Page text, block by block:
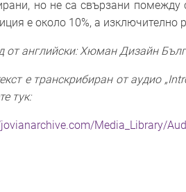
но не са свързани помежду
е около 10%, а изключително
от английски: Хюман Дизайн
е транскрибиран от аудио
тук:
Media_Library/